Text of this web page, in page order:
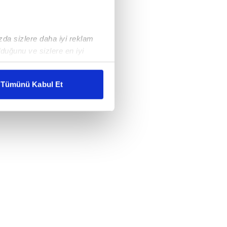
sizlere daha iyi reklam
ve sizlere en iyi
karşılamak
gösterilmeyecektir."
kullanılmaktadır. Bu
sunulması
ve sizlere yönelik
detaylı bilgi için Ayarlar
ve sitemizde ilgili
Tümünü Kabul Et